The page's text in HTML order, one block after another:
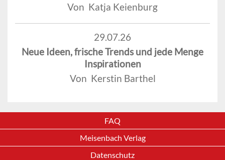
Von Katja Keienburg
29.07.26
Neue Ideen, frische Trends und jede Menge
Inspirationen
Von Kerstin Barthel
FAQ
Meisenbach Verlag
Datenschutz